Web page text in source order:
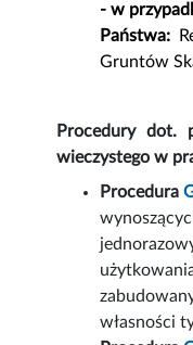
- w
Państwa:
Gruntów
Procedury dot.
wieczystego w
Procedura
własności